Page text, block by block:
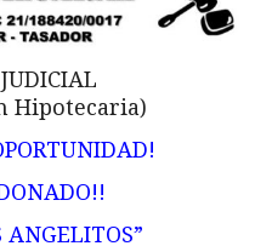
Hipotecaria)
ANGELITOS”